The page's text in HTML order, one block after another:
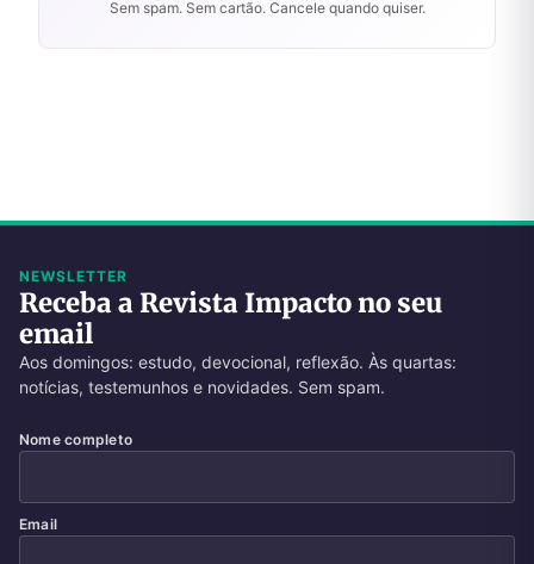
Sem spam. Sem cartão. Cancele quando quiser.
NEWSLETTER
Receba a Revista Impacto no seu
email
Aos domingos: estudo, devocional, reflexão. Às quartas:
notícias, testemunhos e novidades. Sem spam.
Nome completo
Email